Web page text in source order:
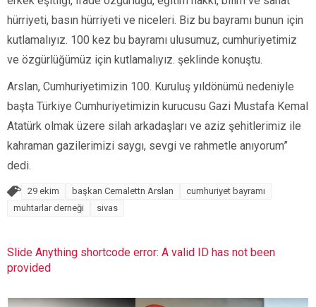
hürriyeti, basın hürriyeti ve niceleri. Biz bu bayramı bunun için
kutlamalıyız. 100 kez bu bayramı ulusumuz, cumhuriyetimiz
ve özgürlüğümüz için kutlamalıyız. şeklinde konuştu.
Arslan, Cumhuriyetimizin 100. Kuruluş yıldönümü nedeniyle
başta Türkiye Cumhuriyetimizin kurucusu Gazi Mustafa Kemal
Atatürk olmak üzere silah arkadaşları ve aziz şehitlerimiz ile
kahraman gazilerimizi saygı, sevgi ve rahmetle anıyorum”
dedi.
29 ekim başkan Cemalettn Arslan
cumhuriyet bayramı
muhtarlar derneği
sivas
Slide Anything shortcode error: A valid ID has not been
provided